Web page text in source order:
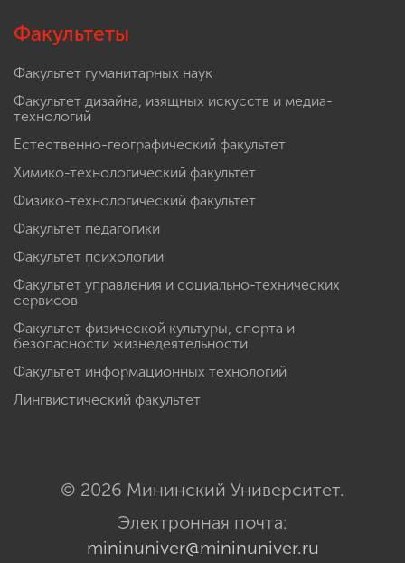
Факультеты
Факультет гуманитарных наук
Факультет дизайна, изящных искусств и медиа-
технологий
Естественно-географический факультет
Химико-технологический факультет
Физико-технологический факультет
Факультет педагогики
Факультет психологии
Факультет управления и социально-технических
сервисов
Факультет физической культуры, спорта и
безопасности жизнедеятельности
Факультет информационных технологий
Лингвистический факультет
© 2026 Мининский Университет.
Электронная почта:
mininuniver@mininuniver.ru